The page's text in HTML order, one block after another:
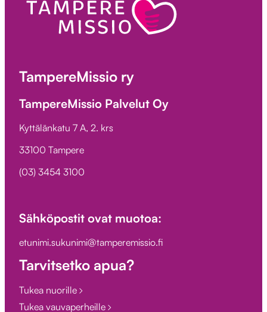
TampereMissio ry
TampereMissio Palvelut Oy
Kyttälänkatu 7 A, 2. krs
33100 Tampere
(03) 3454 3100
Sähköpostit ovat muotoa:
etunimi.sukunimi@tamperemissio.fi
Tarvitsetko apua?
Tukea nuorille
Tukea vauvaperheille